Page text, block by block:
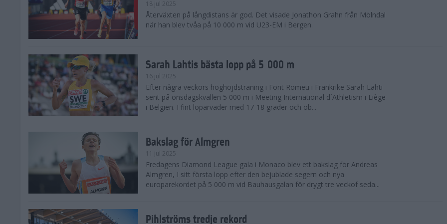
18 jul 2025
Återväxten på långdistans är god. Det visade Jonathon Grahn från Mölndal
när han blev tvåa på 10 000 m vid U23-EM i Bergen.
Sarah Lahtis bästa lopp på 5 000 m
16 jul 2025
Efter några veckors höghöjdsträning i Font Romeu i Frankrike Sarah Lahti
sent på onsdagskvällen 5 000 m i Meeting International d´Athletism i Liège
i Belgien. I fint löparväder med 17-18 grader och ob...
Bakslag för Almgren
11 jul 2025
Fredagens Diamond League gala i Monaco blev ett bakslag för Andreas
Almgren, I sitt första lopp efter den bejublade segern och nya
europarekordet på 5 000 m vid Bauhausgalan för drygt tre veckof seda...
Pihlströms tredje rekord